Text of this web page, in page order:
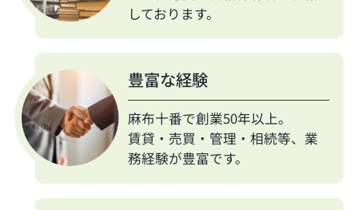
しております。
豊富な経験
麻布十番で創業50年以上。
賃貸・売買・管理・相続等、業
務経験が豊富です。